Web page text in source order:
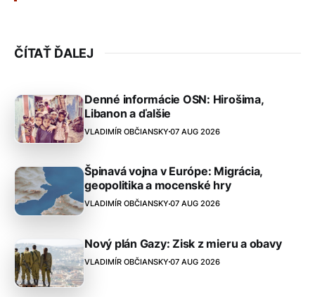
ČÍTAŤ ĎALEJ
Denné informácie OSN: Hirošima,
Libanon a ďalšie
VLADIMÍR OBČIANSKY 07 AUG 2026
Špinavá vojna v Európe: Migrácia,
geopolitika a mocenské hry
VLADIMÍR OBČIANSKY 07 AUG 2026
Nový plán Gazy: Zisk z mieru a obavy
VLADIMÍR OBČIANSKY 07 AUG 2026